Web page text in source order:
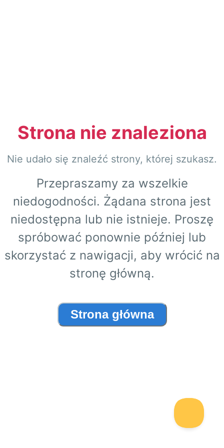
Strona nie znaleziona
Nie udało się znaleźć strony, której szukasz.
Przepraszamy za wszelkie
niedogodności. Żądana strona jest
niedostępna lub nie istnieje. Proszę
spróbować ponownie później lub
skorzystać z nawigacji, aby wrócić na
stronę główną.
Strona główna